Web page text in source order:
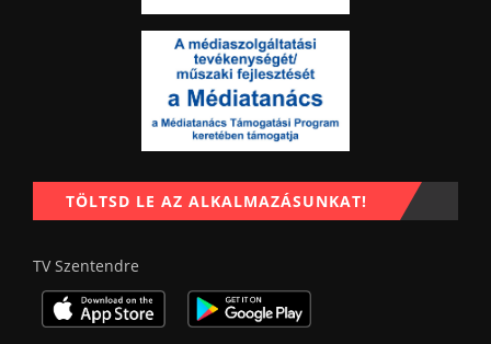
TÖLTSD LE AZ ALKALMAZÁSUNKAT!
TV Szentendre